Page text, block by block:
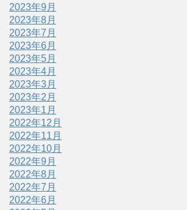
2023年9月
2023年8月
2023年7月
2023年6月
2023年5月
2023年4月
2023年3月
2023年2月
2023年1月
2022年12月
2022年11月
2022年10月
2022年9月
2022年8月
2022年7月
2022年6月